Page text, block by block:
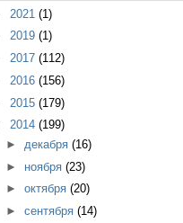
2021 (1)
2019 (1)
2017 (112)
2016 (156)
2015 (179)
2014 (199)
► декабря (16)
► ноября (23)
► октября (20)
► сентября (14)